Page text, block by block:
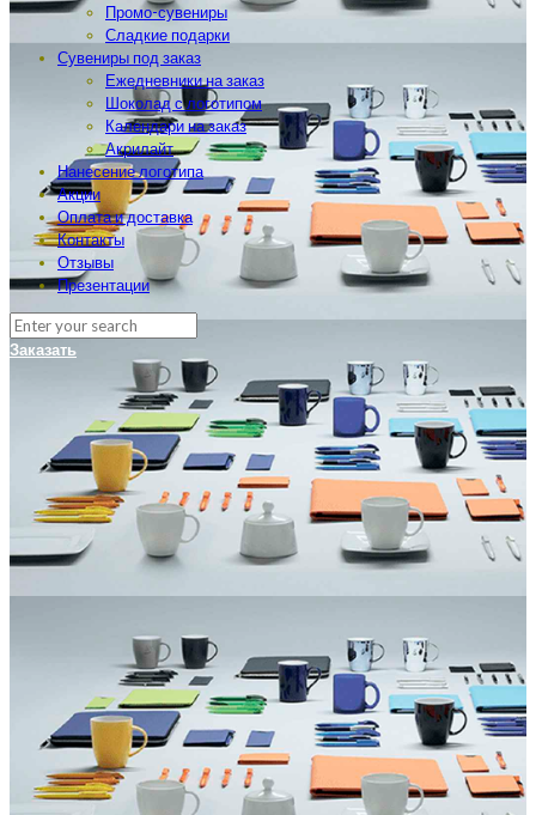
Промо-сувениры
Сладкие подарки
Сувениры под заказ
Ежедневники на заказ
Шоколад с логотипом
Календари на заказ
Акрилайт
Нанесение логотипа
Акции
Оплата и доставка
Контакты
Отзывы
Презентации
Заказать